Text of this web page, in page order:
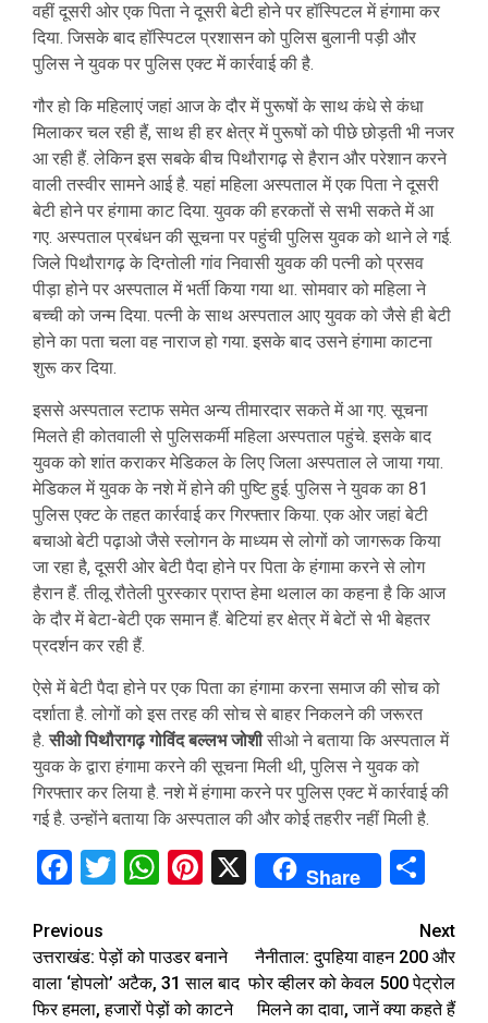
वहीं दूसरी ओर एक पिता ने दूसरी बेटी होने पर हॉस्पिटल में हंगामा कर
दिया. जिसके बाद हॉस्पिटल प्रशासन को पुलिस बुलानी पड़ी और
पुलिस ने युवक पर पुलिस एक्ट में कार्रवाई की है.
गौर हो कि महिलाएं जहां आज के दौर में पुरूषों के साथ कंधे से कंधा
मिलाकर चल रही हैं, साथ ही हर क्षेत्र में पुरूषों को पीछे छोड़ती भी नजर
आ रही हैं. लेकिन इस सबके बीच पिथौरागढ़ से हैरान और परेशान करने
वाली तस्वीर सामने आई है. यहां महिला अस्पताल में एक पिता ने दूसरी
बेटी होने पर हंगामा काट दिया. युवक की हरकतों से सभी सकते में आ
गए. अस्पताल प्रबंधन की सूचना पर पहुंची पुलिस युवक को थाने ले गई.
जिले पिथौरागढ़ के दिग्तोली गांव निवासी युवक की पत्नी को प्रसव
पीड़ा होने पर अस्पताल में भर्ती किया गया था. सोमवार को महिला ने
बच्ची को जन्म दिया. पत्नी के साथ अस्पताल आए युवक को जैसे ही बेटी
होने का पता चला वह नाराज हो गया. इसके बाद उसने हंगामा काटना
शुरू कर दिया.
इससे अस्पताल स्टाफ समेत अन्य तीमारदार सकते में आ गए. सूचना
मिलते ही कोतवाली से पुलिसकर्मी महिला अस्पताल पहुंचे. इसके बाद
युवक को शांत कराकर मेडिकल के लिए जिला अस्पताल ले जाया गया.
मेडिकल में युवक के नशे में होने की पुष्टि हुई. पुलिस ने युवक का 81
पुलिस एक्ट के तहत कार्रवाई कर गिरफ्तार किया. एक ओर जहां बेटी
बचाओ बेटी पढ़ाओ जैसे स्लोगन के माध्यम से लोगों को जागरूक किया
जा रहा है, दूसरी ओर बेटी पैदा होने पर पिता के हंगामा करने से लोग
हैरान हैं. तीलू रौतेली पुरस्कार प्राप्त हेमा थलाल का कहना है कि आज
के दौर में बेटा-बेटी एक समान हैं. बेटियां हर क्षेत्र में बेटों से भी बेहतर
प्रदर्शन कर रही हैं.
ऐसे में बेटी पैदा होने पर एक पिता का हंगामा करना समाज की सोच को
दर्शाता है. लोगों को इस तरह की सोच से बाहर निकलने की जरूरत
है.सीओ पिथौरागढ़ गोविंद बल्लभ जोशीसीओ ने बताया कि अस्पताल में
युवक के द्वारा हंगामा करने की सूचना मिली थी, पुलिस ने युवक को
गिरफ्तार कर लिया है. नशे में हंगामा करने पर पुलिस एक्ट में कार्रवाई की
गई है. उन्होंने बताया कि अस्पताल की और कोई तहरीर नहीं मिली है.
Facebook
Twitter
WhatsApp
Pinterest
X Share
Continue
Reading
Previous
उत्तराखंड: पेड़ों को पाउडर बनाने
वाला ‘होपलो’ अटैक, 31 साल बाद
फिर हमला, हजारों पेड़ों को काटने
Next
नैनीताल: दुपहिया वाहन ₹200 और
फोर व्हीलर को केवल ₹500 पेट्रोल
मिलने का दावा, जानें क्या कहते हैं